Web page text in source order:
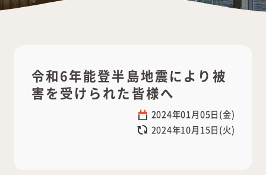
令和6年能登半島地震により被
害を受けられた皆様へ
2024年01月05日(金)
2024年10月15日(火)